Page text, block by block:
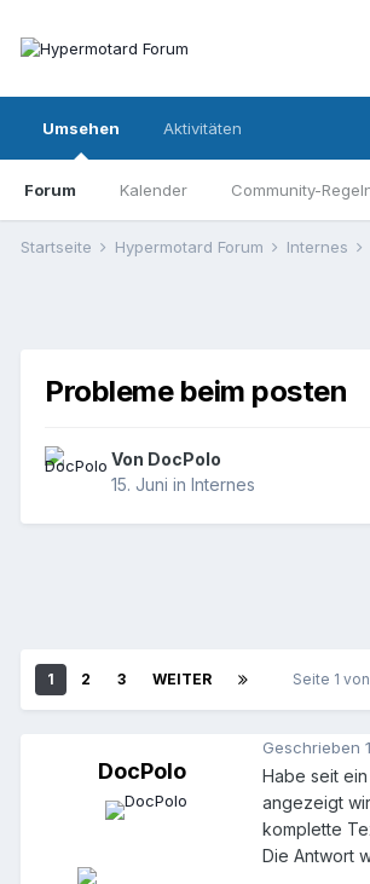
Umsehen
Forum Kalender Community-
Aktivitäten
Startseite Hypermotard Forum Internes
Probleme beim posten
Von DocPolo
15. Juni in Internes
1 2 3 WEITER Seite 1
DocPolo
Geschrieben
Habe seit
angezeigt
komplette
Die Antwort